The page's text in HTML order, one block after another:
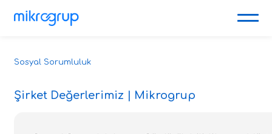
Sosyal Sorumluluk
Şirket Değerlerimiz | Mikrogrup